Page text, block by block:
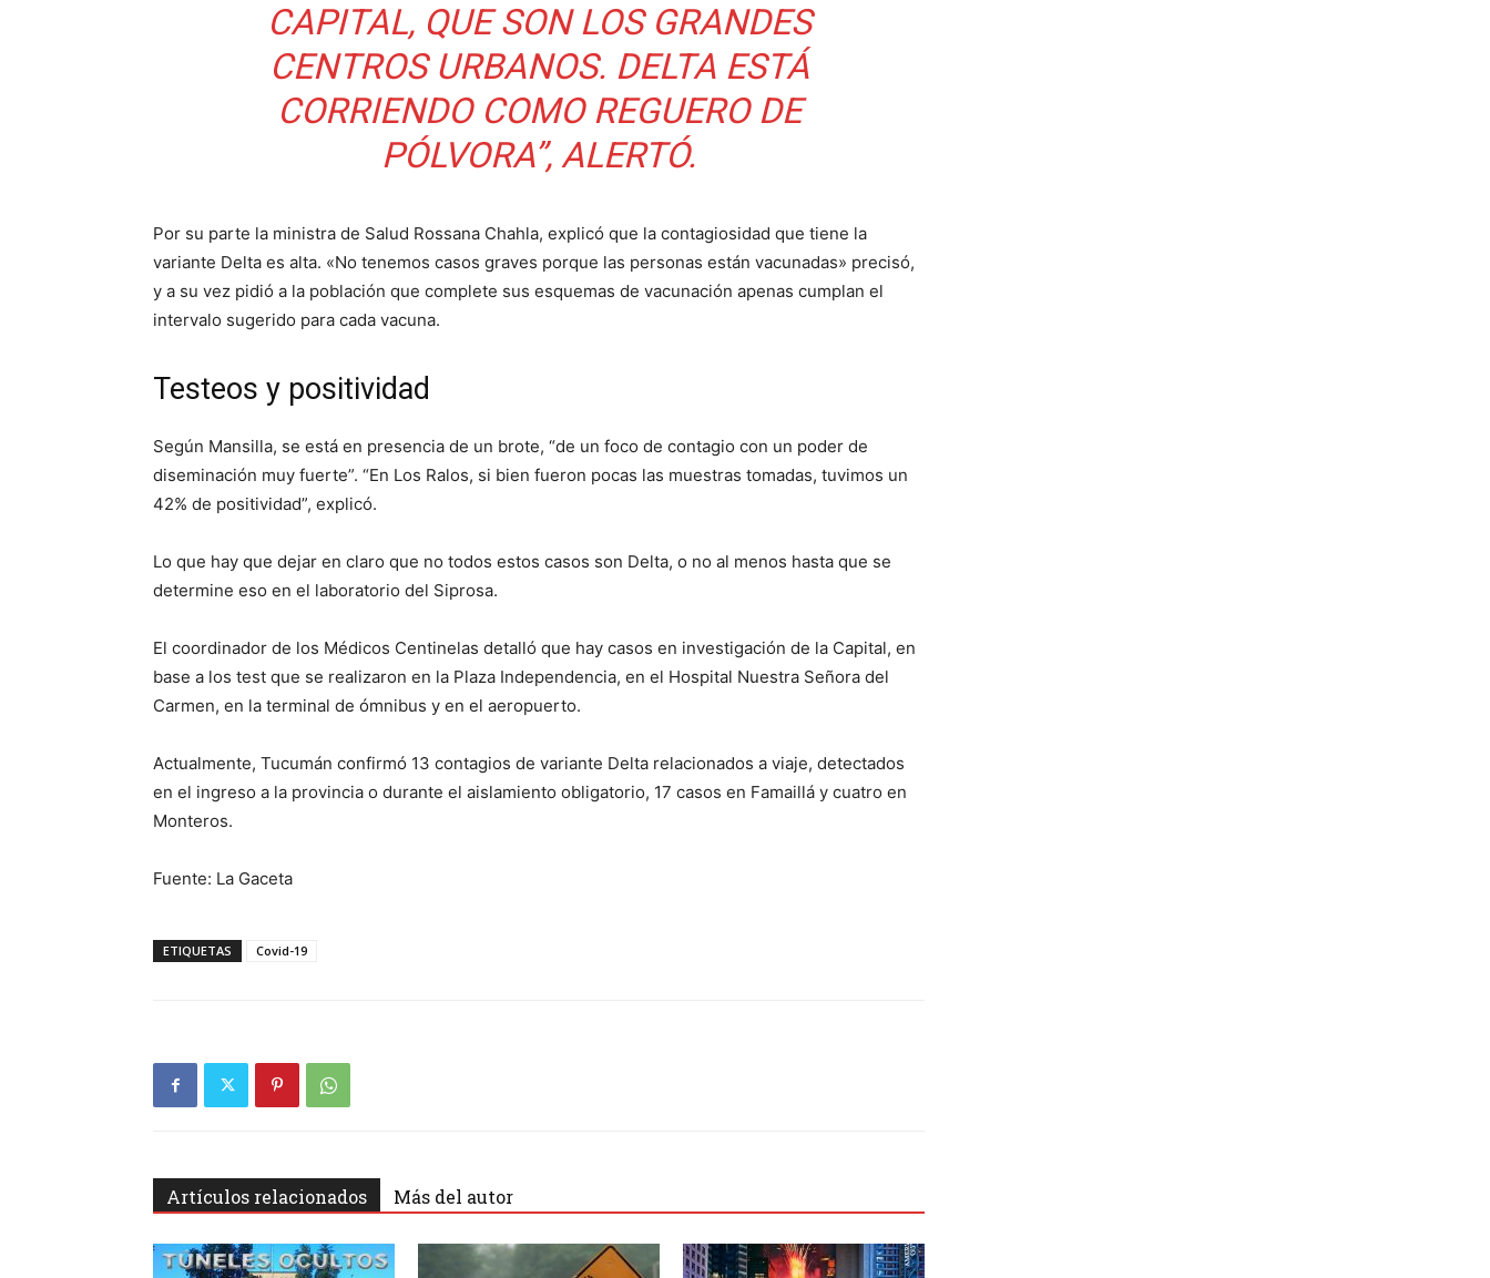
CAPITAL, QUE SON LOS GRANDES
CENTROS URBANOS. DELTA ESTÁ
CORRIENDO COMO REGUERO DE
PÓLVORA”, ALERTÓ.
Por su parte la ministra de Salud Rossana Chahla, explicó que la contagiosidad que tiene la
variante Delta es alta. «No tenemos casos graves porque las personas están vacunadas» precisó,
y a su vez pidió a la población que complete sus esquemas de vacunación apenas cumplan el
intervalo sugerido para cada vacuna.
Testeos y positividad
Según Mansilla, se está en presencia de un brote, “de un foco de contagio con un poder de
diseminación muy fuerte”. “En Los Ralos, si bien fueron pocas las muestras tomadas, tuvimos un
42% de positividad”, explicó.
Lo que hay que dejar en claro que no todos estos casos son Delta, o no al menos hasta que se
determine eso en el laboratorio del Siprosa.
El coordinador de los Médicos Centinelas detalló que hay casos en investigación de la Capital, en
base a los test que se realizaron en la Plaza Independencia, en el Hospital Nuestra Señora del
Carmen, en la terminal de ómnibus y en el aeropuerto.
Actualmente, Tucumán confirmó 13 contagios de variante Delta relacionados a viaje, detectados
en el ingreso a la provincia o durante el aislamiento obligatorio, 17 casos en Famaillá y cuatro en
Monteros.
Fuente: La Gaceta
ETIQUETAS Covid-19
Artículos relacionados Más del autor